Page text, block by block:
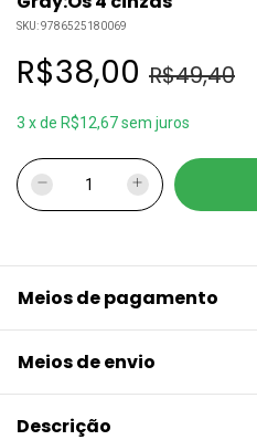
SKU:9786525180069
R$38,00 R$49,40
3 xde R$12,67sem juros
Meios de pagamento
Meios de envio
Descrição